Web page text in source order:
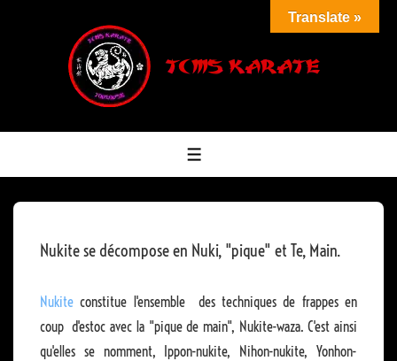
MENU
Nukite se décompose en Nuki, "pique" et Te, Main.
Nukite constitue l'ensemble des techniques de frappes en
coup d'estoc avec la "pique de main", Nukite-waza. C'est ainsi
qu'elles se nomment, Ippon-nukite, Nihon-nukite, Yonhon-
Translate »